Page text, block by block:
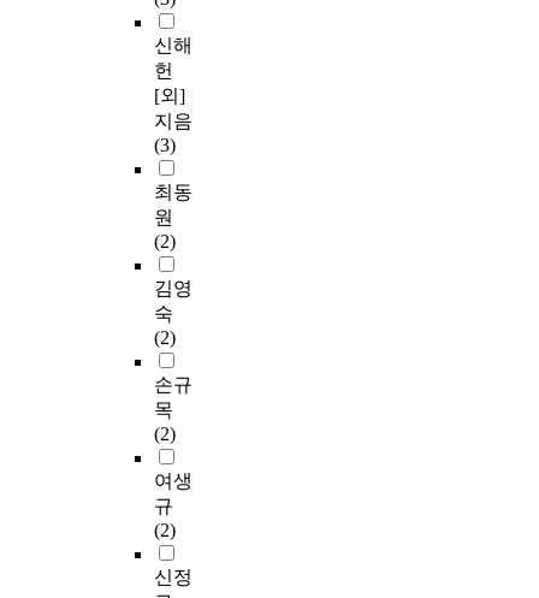
신해
헌
[외]
지음
(3)
최동
원
(2)
김영
숙
(2)
손규
목
(2)
여생
규
(2)
신정